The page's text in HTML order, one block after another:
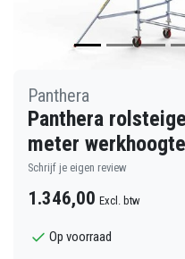
Panthera
Panthera
meter werkhoogte
Schrijf je eigen review
1.346,00 Excl. btw
Op voorraad